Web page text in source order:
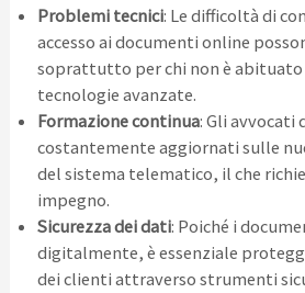
Problemi tecnici: Le difficoltà di
accesso ai documenti online
soprattutto per chi non è
tecnologie avanzate.
Formazione continua: Gli avvocati
costantemente aggiornati sulle
del sistema telematico, il che
impegno.
Sicurezza dei dati: Poiché i
digitalmente, è essenziale
dei clienti attraverso strumenti